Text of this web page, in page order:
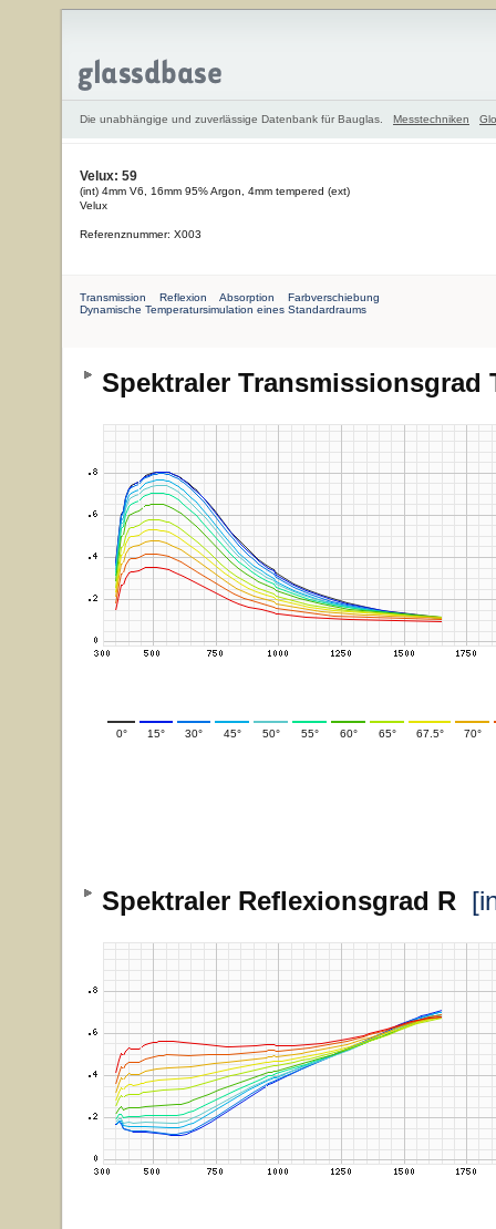
Die unabhängige und zuverlässige Datenbank für Bauglas. Messtechniken
Velux: 59
(int) 4mm V6, 16mm 95% Argon, 4mm tempered (ext)
Velux
Referenznummer: X003
Transmission Reflexion Absorption
Farbverschiebung
Dynamische Temperatursimulation eines Standardraums
Spektraler
0° 15° 30° 45° 50° 55° 60° 65° 67.5° 70°
Spektraler Reflexionsgrad R